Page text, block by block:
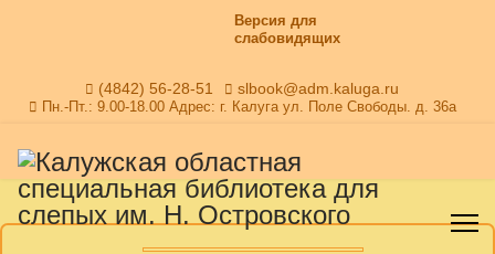
Версия для
слабовидящих
(4842) 56-28-51 slbook@adm.kaluga.ru
Пн.-Пт.: 9.00-18.00 Адрес: г. Калуга ул. Поле Свободы. д. 36а